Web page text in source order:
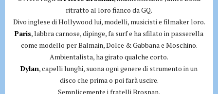
ritratto al loro fianco da GQ.
Divo inglese di Hollywood lui, modelli, musicisti e filmaker loro.
Paris, labbra carnose, dipinge, fa surf e ha sfilato in passerella
come modello per Balmain, Dolce & Gabbana e Moschino.
Ambientalista, ha girato qualche corto.
Dylan, capelli lunghi, suona ogni genere di strumento in un
disco che prima o poi farà uscire.
Semplicemente i fratelli Brosnan.